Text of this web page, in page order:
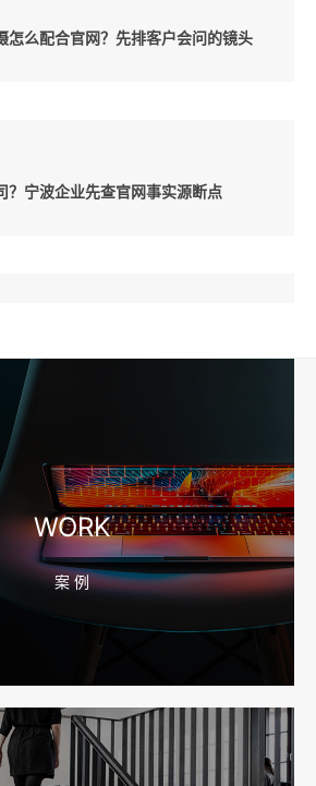
怎么配合官网？先排客户会问的镜头
？宁波企业先查官网事实源断点
司推荐，移动端验收别放到最后
么看？合同、源码和后台要先写清
WORK
案 例